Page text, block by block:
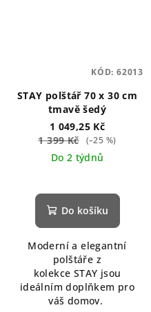
STAY polštář 70 x 30 cm
tmavě šedý
1 049,25 Kč
1 399 Kč
(–25 %)
Do 2 týdnů
Do košíku
Moderní a elegantní
polštáře z
kolekce STAY jsou
ideálním doplňkem pro
váš domov.
KÓD: 62013